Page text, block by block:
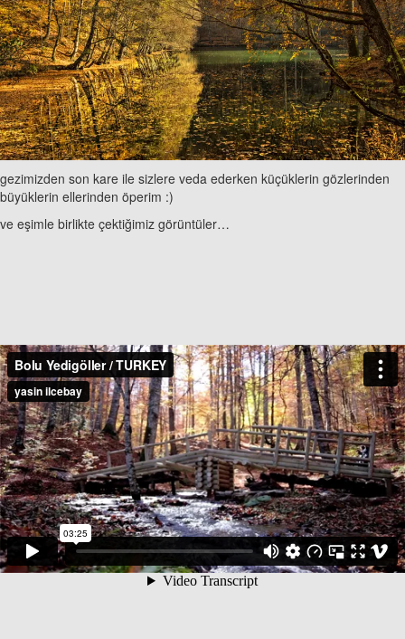
gezimizden son kare ile sizlere veda ederken küçüklerin gözlerinden
büyüklerin ellerinden öperim :)
ve eşimle birlikte çektiğimiz görüntüler…